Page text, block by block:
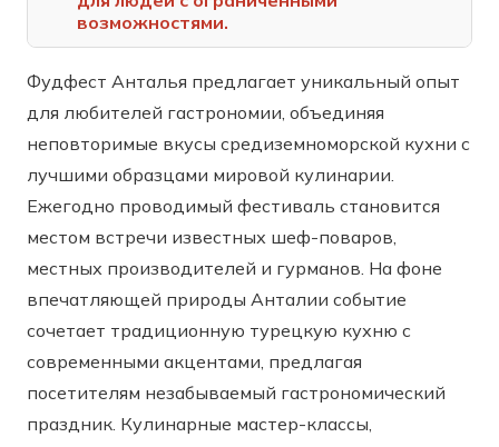
возможностями.
Фудфест Анталья предлагает уникальный опыт
для любителей гастрономии, объединяя
неповторимые вкусы средиземноморской кухни с
лучшими образцами мировой кулинарии.
Ежегодно проводимый фестиваль становится
местом встречи известных шеф-поваров,
местных производителей и гурманов. На фоне
впечатляющей природы Анталии событие
сочетает традиционную турецкую кухню с
современными акцентами, предлагая
посетителям незабываемый гастрономический
праздник. Кулинарные мастер-классы,